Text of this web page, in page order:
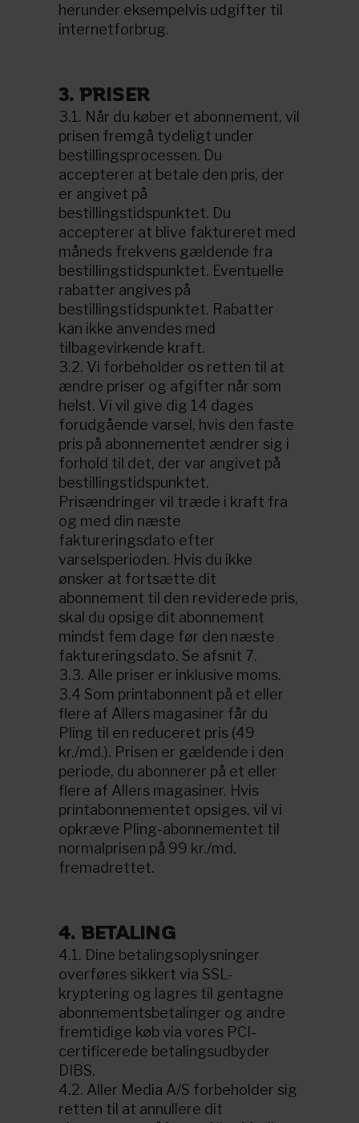
herunder eksempelvis udgifter til
internetforbrug.
3. PRISER
3.1. Når du køber et abonnement, vil
prisen fremgå tydeligt under
bestillingsprocessen. Du
accepterer at betale den pris, der
er angivet på
bestillingstidspunktet. Du
accepterer at blive faktureret med
måneds frekvens gældende fra
bestillingstidspunktet. Eventuelle
rabatter angives på
bestillingstidspunktet. Rabatter
kan ikke anvendes med
tilbagevirkende kraft.
3.2. Vi forbeholder os retten til at
ændre priser og afgifter når som
helst. Vi vil give dig 14 dages
forudgående varsel, hvis den faste
pris på abonnementet ændrer sig i
forhold til det, der var angivet på
bestillingstidspunktet.
Prisændringer vil træde i kraft fra
og med din næste
faktureringsdato efter
varselsperioden. Hvis du ikke
ønsker at fortsætte dit
abonnement til den reviderede pris,
skal du opsige dit abonnement
mindst fem dage før den næste
faktureringsdato. Se afsnit 7.
3.3. Alle priser er inklusive moms.
3.4 Som printabonnent på et eller
flere af Allers magasiner får du
Pling til en reduceret pris (49
kr./md.). Prisen er gældende i den
periode, du abonnerer på et eller
flere af Allers magasiner. Hvis
printabonnementet opsiges, vil vi
opkræve Pling-abonnementet til
normalprisen på 99 kr./md.
fremadrettet.
4. BETALING
4.1. Dine betalingsoplysninger
overføres sikkert via SSL-
kryptering og lagres til gentagne
abonnementsbetalinger og andre
fremtidige køb via vores PCI-
certificerede betalingsudbyder
DIBS.
4.2. Aller Media A/S forbeholder sig
retten til at annullere dit